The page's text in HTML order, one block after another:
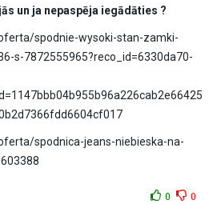
un ja nepaspēja iegādāties ?
spodnie-wysoki-stan-zamki-
s-7872555965?reco_id=6330da70-
spodnica-jeans-niebieska-na-
0 0